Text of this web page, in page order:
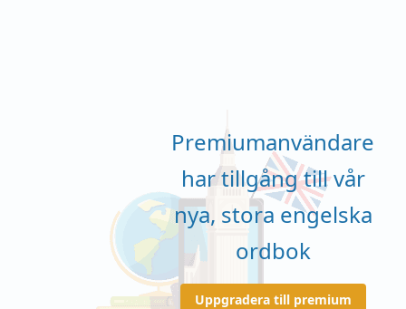
Premiumanvändare
har tillgång till vår
nya, stora engelska
ordbok
Uppgradera till premium